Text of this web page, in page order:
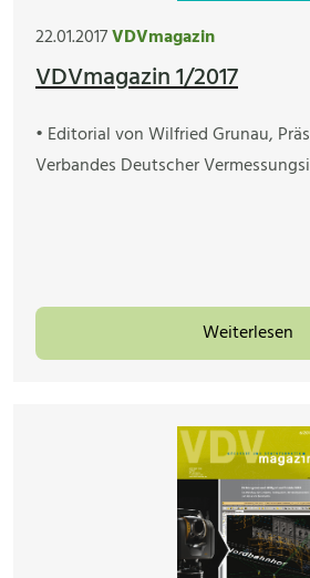
22.01.2017VDVmagazin
VDVmagazin 1/2017
• Editorial von Wilfried Grunau,
Verbandes Deutscher
Weiterlesen